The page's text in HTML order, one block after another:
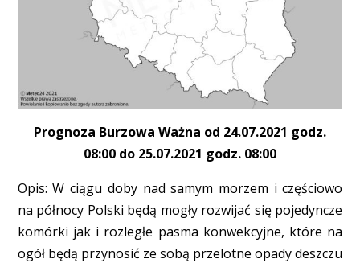
Prognoza Burzowa Ważna od 24.07.2021 godz.
08:00 do 25.07.2021 godz. 08:00
Opis: W ciągu doby nad samym morzem i częściowo
na północy Polski będą mogły rozwijać się pojedyncze
komórki jak i rozległe pasma konwekcyjne, które na
ogół będą przynosić ze sobą przelotne opady deszczu